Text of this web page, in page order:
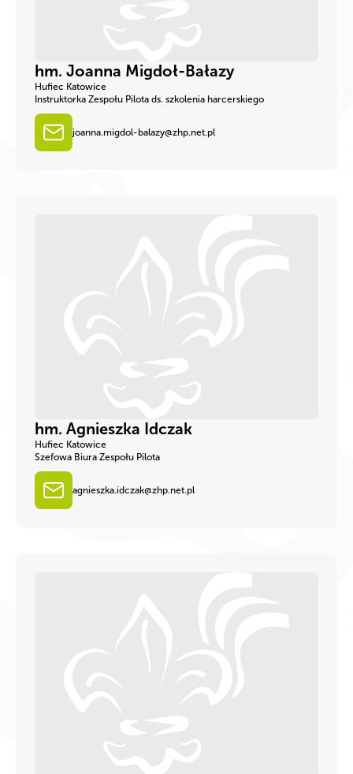
hm. Joanna Migdoł-Bałazy
Hufiec Katowice
Instruktorka Zespołu Pilota ds. szkolenia harcerskiego
joanna.migdol-balazy@zhp.net.pl
hm. Agnieszka Idczak
Hufiec Katowice
Szefowa Biura Zespołu Pilota
agnieszka.idczak@zhp.net.pl